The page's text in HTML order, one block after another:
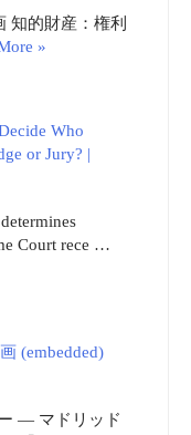
知的財産：権利
»
Who
or Jury? |
Court rece …
(embedded)
― マドリッド